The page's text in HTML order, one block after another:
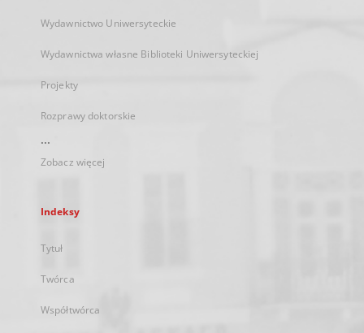
Wydawnictwo Uniwersyteckie
Wydawnictwa własne Biblioteki Uniwersyteckiej
Projekty
Rozprawy doktorskie
...
Zobacz więcej
Indeksy
Tytuł
Twórca
Współtwórca